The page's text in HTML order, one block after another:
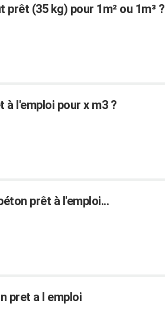
(35 kg) pour 1m² ou 1m³ ?
à l'emploi pour x m3 ?
prêt à l'emploi...
pret a l emploi